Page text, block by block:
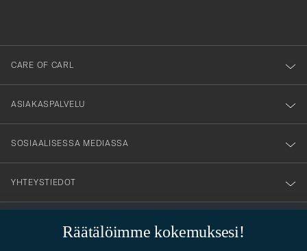
Räätälöimme kokemuksesi!
dig
till
vårt
nyhetsbrev!
CARE OF CARL
ASIAKASPALVELU
SOSIAALISESSA MEDIASSA
YHTEYSTIEDOT
PUKEUTUMISNEUVONTA